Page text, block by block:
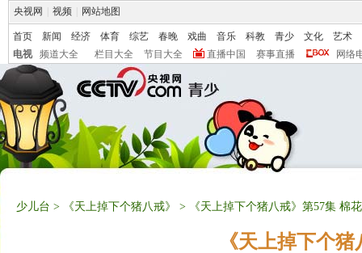
央视网 视频 网站地图
首页 新闻 经济 体育 综艺 春晚 戏曲 音乐 科教 青少 文化
艺术
电视
频道大全 栏目大全 节目大全 直播中国 赛事直播 网络
少儿台 > 《天上掉下个猪八戒》 > 《天上掉下个猪八戒》第57集 棉
《天上掉下个